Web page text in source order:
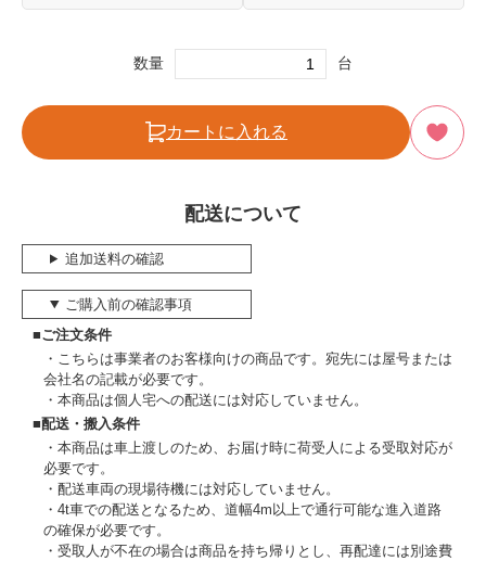
数量 台
カートに入れる
配送について
追加送料の確認
ご購入前の確認事項
■ご注文条件
こちらは事業者のお客様向けの商品です。宛先には屋号または
会社名の記載が必要です。
本商品は個人宅への配送には対応していません。
■配送・搬入条件
本商品は車上渡しのため、お届け時に荷受人による受取対応が
必要です。
配送車両の現場待機には対応していません。
4t車での配送となるため、道幅4m以上で通行可能な進入道路
の確保が必要です。
受取人が不在の場合は商品を持ち帰りとし、再配達には別途費